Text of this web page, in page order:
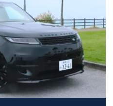
全周囲カメラなど、先進のドラ
おり、安心して大切な人との時
ビジネス送迎など、都市型の
う特別な場所で、ディフェンダ
、あなたの一日が、あなたの人
そんな体験を、ユニバースレン